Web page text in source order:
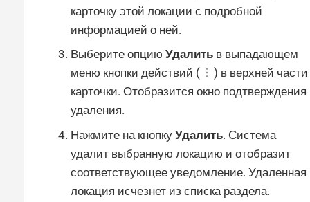
карточку этой локации с подробной
информацией о ней.
Выберите опцию Удалить в выпадающем
меню кнопки действий (
) в верхней части
карточки. Отобразится окно подтверждения
удаления.
Нажмите на кнопку Удалить. Система
удалит выбранную локацию и отобразит
соответствующее уведомление. Удаленная
локация исчезнет из списка раздела.